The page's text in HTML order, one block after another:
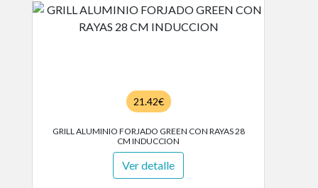
21.42€
GRILL ALUMINIO FORJADO GREEN CON RAYAS 28
CM INDUCCION
Ver detalle